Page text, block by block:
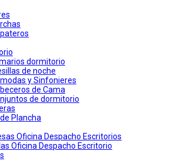
dormitorio
de noche
y Sinfonieres
de Cama
de dormitorio
Plancha
Oficina Despacho Escritorios
Oficina Despacho Escritorio